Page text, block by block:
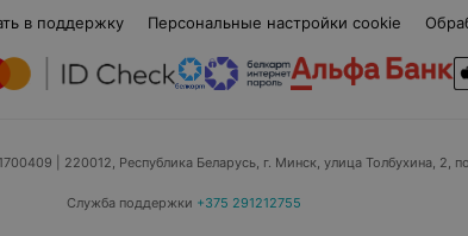
в поддержку Персональные настройки cookie
| 220012, Республика Беларусь, г. Минск, улица Толбухина, 2,
Служба поддержки +375 291212755